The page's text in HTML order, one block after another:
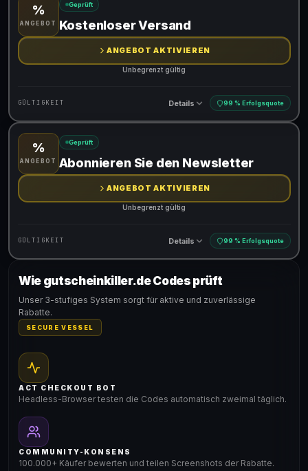
Gültig für teilnehmende Produkte
%
ANGEBOT
Geprüft
Kostenloser Versand
ANGEBOT AKTIVIEREN
Unbegrenzt gültig
GÜLTIGKEIT Details 99 % Erfolgsquote
Gültig für teilnehmende Produkte
%
ANGEBOT
Geprüft
Abonnieren Sie den Newsletter
ANGEBOT AKTIVIEREN
Unbegrenzt gültig
GÜLTIGKEIT Details 99 % Erfolgsquote
Gültig für teilnehmende Produkte
Wie gutscheinkiller.de Codes prüft
Unser 3-stufiges System sorgt für aktive und zuverlässige
Rabatte.
SECURE VESSEL
ACT CHECKOUT BOT
Headless-Browser testen die Codes automatisch zweimal täglich.
COMMUNITY-KONSENS
100.000+ Käufer bewerten und teilen Screenshots der Rabatte.